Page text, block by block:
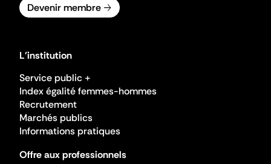
Devenir membre
L'institution
Service public +
Index égalité femmes-hommes
Recrutement
Marchés publics
Informations pratiques
Offre aux professionnels